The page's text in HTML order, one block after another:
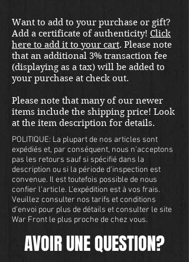
Want to add to your purchase or gift?
Add a certificate of authenticity! Click
here to add it to your cart. Please note
that an additional 3% transaction fee
(displaying as a tax) will be added to
your purchase at check out.
Please note that many of our newer
items include the shipping price! Look
at the item description for details.
POLITIQUE: La plupart de nos articles sont
expédiés et, par conséquent, nous n'acceptons
pas les retours sauf si spécifié dans la
description ou si la période d'inspection est
convenue. Il est toutefois possible de nous
confier l'article. L'expédition est à vos frais.
Veuillez consulter nos tarifs et conditions
d'envoi pour plus de détails et consulter le site
War Front le plus proche de chez vous.
AVOIR UNE QUESTION?